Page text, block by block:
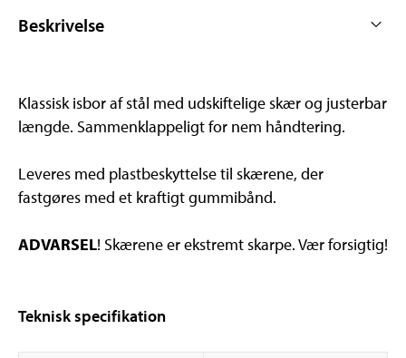
Beskrivelse
Klassisk isbor af stål med udskiftelige skær og justerbar
længde. Sammenklappeligt for nem håndtering.
Leveres med plastbeskyttelse til skærene, der
fastgøres med et kraftigt gummibånd.
ADVARSEL! Skærene er ekstremt skarpe. Vær forsigtig!
Teknisk specifikation